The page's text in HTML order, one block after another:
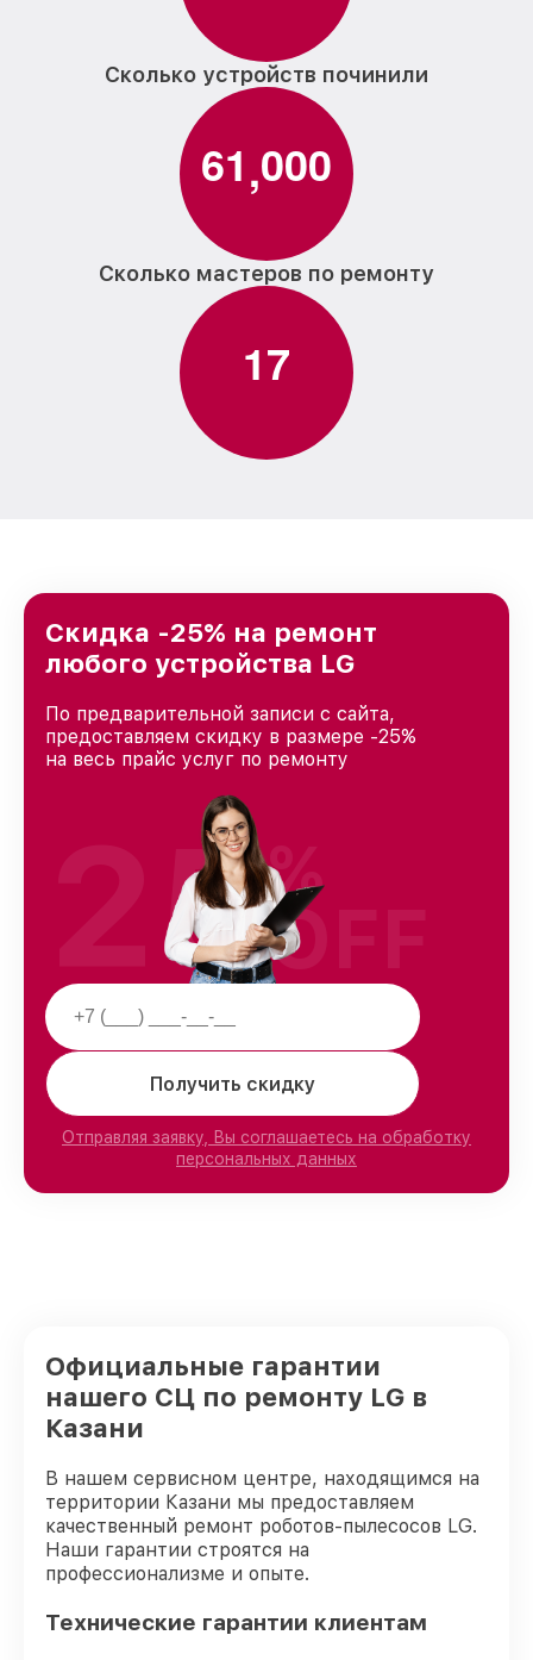
Сколько устройств починили
61,000
Сколько мастеров по ремонту
17
Скидка -25% на ремонт
любого устройства LG
По предварительной записи с сайта,
предоставляем скидку в размере -25%
на весь прайс услуг по ремонту
Получить скидку
Отправляя заявку, Вы соглашаетесь на обработку
персональных данных
25%
OFF
Официальные гарантии
нашего СЦ по ремонту LG в
Казани
В нашем сервисном центре, находящимся на
территории Казани мы предоставляем
качественный ремонт роботов-пылесосов LG.
Наши гарантии строятся на
профессионализме и опыте.
Технические гарантии клиентам